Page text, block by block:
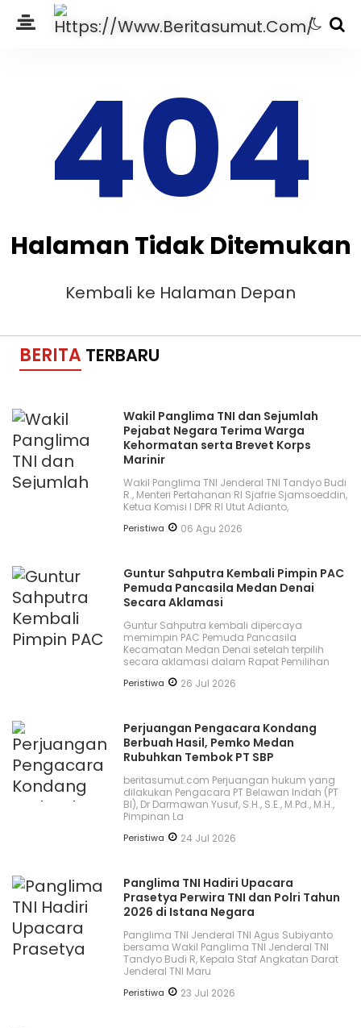
404
Halaman Tidak Ditemukan
Kembali ke Halaman Depan
BERITA TERBARU
Wakil Panglima TNI dan Sejumlah
Pejabat Negara Terima Warga
Kehormatan serta Brevet Korps
Marinir
Wakil Panglima TNI Jenderal TNI Tandyo Budi
R., Menteri Pertahanan RI Sjafrie Sjamsoeddin,
Ketua Komisi I DPR RI Utut Adianto,
Peristiwa 06 Agu 2026
Guntur Sahputra Kembali Pimpin PAC
Pemuda Pancasila Medan Denai
Secara Aklamasi
Guntur Sahputra kembali dipercaya
memimpin PAC Pemuda Pancasila
Kecamatan Medan Denai setelah terpilih
secara aklamasi dalam Rapat Pemilihan
Peristiwa 26 Jul 2026
Perjuangan Pengacara Kondang
Berbuah Hasil, Pemko Medan
Rubuhkan Tembok PT SBP
beritasumut.com Perjuangan hukum yang
dilakukan Pengacara PT Belawan Indah (PT
BI), Dr Darmawan Yusuf, S.H., S.E., M.Pd., M.H.,
Pimpinan La
Peristiwa 24 Jul 2026
Panglima TNI Hadiri Upacara
Prasetya Perwira TNI dan Polri Tahun
2026 di Istana Negara
Panglima TNI Jenderal TNI Agus Subiyanto
bersama Wakil Panglima TNI Jenderal TNI
Tandyo Budi R, Kepala Staf Angkatan Darat
Jenderal TNI Maru
Peristiwa 23 Jul 2026